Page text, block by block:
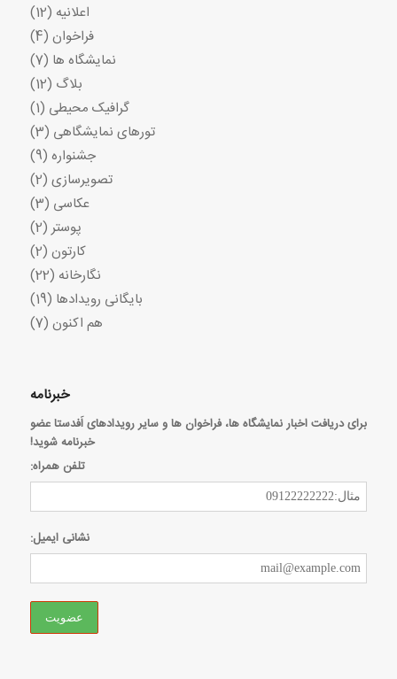
اعلانیه (12)
فراخوان (4)
نمایشگاه ها (7)
بلاگ (12)
گرافیک محیطی (1)
تورهای نمایشگاهی (3)
جشنواره (9)
تصویرسازی (2)
عکاسی (3)
پوستر (2)
کارتون (2)
نگارخانه (22)
بایگانی رویدادها (19)
هم اکنون (7)
خبرنامه
برای دریافت اخبار نمایشگاه ها، فراخوان ها و سایر رویدادهای اَفدستا عضو
خبرنامه شوید!
تلفن همراه:
نشانی ایمیل: